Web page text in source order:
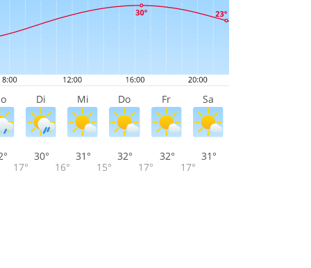
Di Mi Do Fr Sa
17°
30°
16°
31°
15°
32°
17°
32°
17°
31°